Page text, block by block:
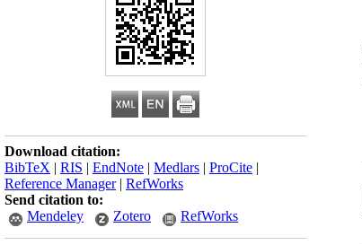
Download citation:
BibTeX | RIS | EndNote | Medlars | ProCite |
Reference Manager| RefWorks
Send citation to:
Mendeley
Zotero RefWorks